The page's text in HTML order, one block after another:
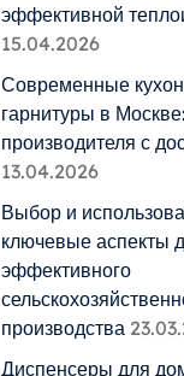
эффективной
15.04.2026
Современные
гарнитуры в
производителя с
13.04.2026
Выбор и
ключевые аспекты
эффективного
производства
Диспенсеры для